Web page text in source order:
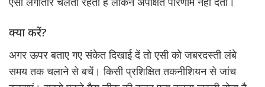
क्या करें?
अगर ऊपर बताए गए संकेत दिखाई दें तो एसी को जबरदस्ती लंबे
समय तक चलाने से बचें। किसी प्रशिक्षित तकनीशियन से जांच